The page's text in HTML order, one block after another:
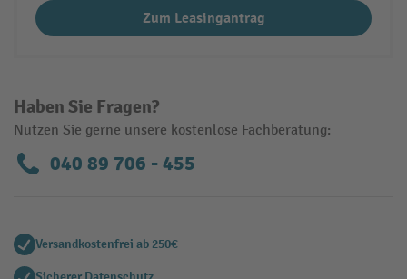
Haben Sie Fragen?
Nutzen Sie gerne unsere kostenlose Fachberatung:
040 89 706 - 455
Zum Leasingantrag
Versandkostenfrei ab 250€